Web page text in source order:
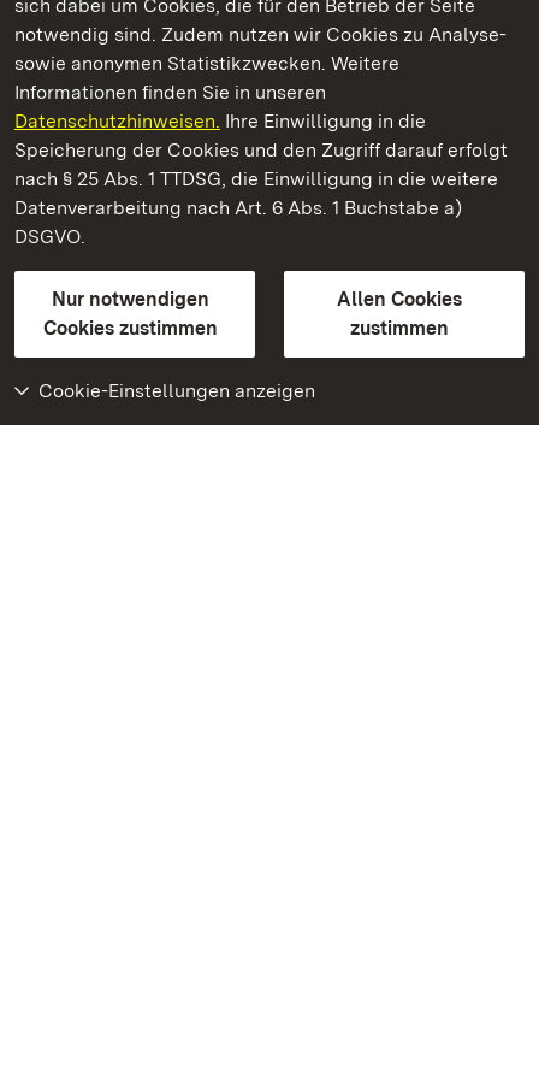
sich dabei um Cookies, die für den Betrieb der Seite
notwendig sind. Zudem nutzen wir Cookies zu Analyse-
sowie anonymen Statistikzwecken. Weitere
Informationen finden Sie in unseren
Datenschutzhinweisen. Ihre Einwilligung in die
Speicherung der Cookies und den Zugriff darauf erfolgt
nach § 25 Abs. 1 TTDSG, die Einwilligung in die weitere
Datenverarbeitung nach Art. 6 Abs. 1 Buchstabe a)
DSGVO.
Nur notwendigen
Cookies zustimmen
Allen Cookies
zustimmen
Cookie-Einstellungen anzeigen
Staatliche Schlösser und Gärten Baden‑Württemberg
Staatliche Schlösser und Gärten Baden-Württemberg
Kontakt
GebärdenspracheLeichte Sprache
Erklärung zur Barrierefreiheit
BITV-konform (geprüfte Seiten)
Weiteres